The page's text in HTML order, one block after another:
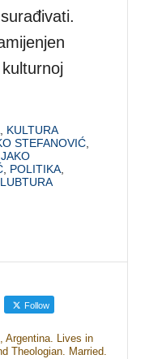
KULTURA
STEFANOVIĆ
,JAKO
POLITIKA
Follow
Argentina. Lives in
Theologian. Married.